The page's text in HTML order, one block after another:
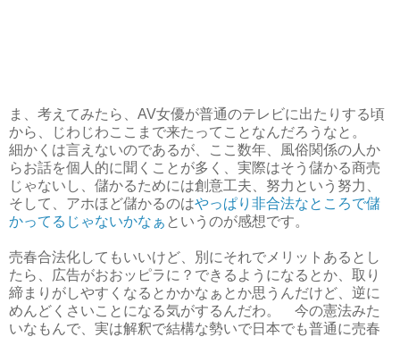
ま、考えてみたら、AV女優が普通のテレビに出たりする頃
から、じわじわここまで来たってことなんだろうなと。
細かくは言えないのであるが、ここ数年、風俗関係の人か
らお話を個人的に聞くことが多く、実際はそう儲かる商売
じゃないし、儲かるためには創意工夫、努力という努力、
そして、アホほど儲かるのはやっぱり非合法なところで儲
かってるじゃないかなぁ というのが感想です。
売春合法化してもいいけど、別にそれでメリットあるとし
たら、広告がおおッピラに？できるようになるとか、取り
締まりがしやすくなるとかかなぁとか思うんだけど、逆に
めんどくさいことになる気がするんだわ。 今の憲法みた
いなもんで、実は解釈で結構な勢いで日本でも普通に売春